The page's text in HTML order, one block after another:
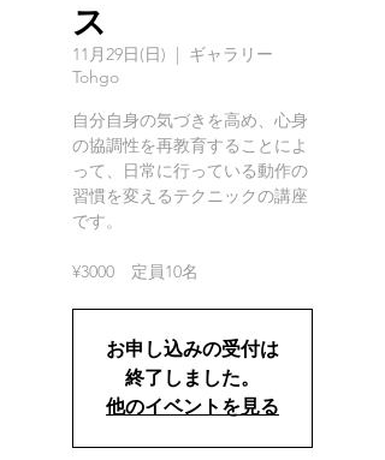
ス
11月29日(日)
  |
ギャラリー
Tohgo
自分自身の気づきを高め、心身
の協調性を再教育することによ
って、日常に行っている動作の
習慣を変えるテクニックの講座
です。
¥3000 定員10名
お申し込みの受付は
終了しました。
他のイベントを見る